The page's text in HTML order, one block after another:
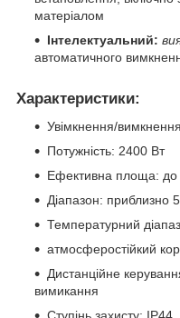
матеріалом
Інтелектуальний:
автоматичного
Характеристики:
Увімкнення/
Потужність: 2400 Вт
Ефективна площа:
Діапазон: приблизно
Температурний
атмосферостійкий
Дистанційне
вимикання
Ступінь захисту: IP44